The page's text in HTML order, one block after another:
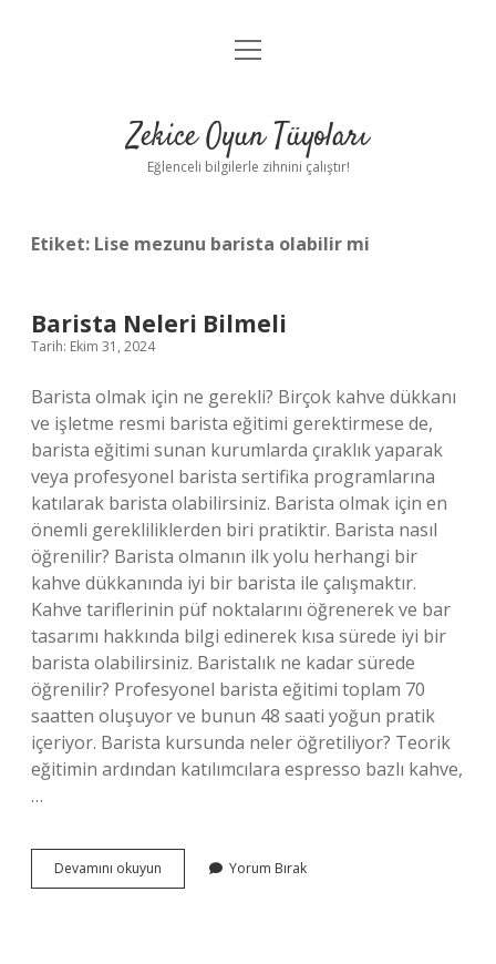
Anasayfa
Yasal Uyarı
menüyü
Zekice Oyun Tüyoları
Eğlenceli bilgilerle zihnini çalıştır!
Etiket: Lise mezunu barista olabilir mi
Barista Neleri Bilmeli
Tarih: Ekim 31, 2024
Barista olmak için ne gerekli? Birçok kahve dükkanı
ve işletme resmi barista eğitimi gerektirmese de,
barista eğitimi sunan kurumlarda çıraklık yaparak
veya profesyonel barista sertifika programlarına
katılarak barista olabilirsiniz. Barista olmak için en
önemli gerekliliklerden biri pratiktir. Barista nasıl
öğrenilir? Barista olmanın ilk yolu herhangi bir
kahve dükkanında iyi bir barista ile çalışmaktır.
Kahve tariflerinin püf noktalarını öğrenerek ve bar
tasarımı hakkında bilgi edinerek kısa sürede iyi bir
barista olabilirsiniz. Baristalık ne kadar sürede
öğrenilir? Profesyonel barista eğitimi toplam 70
saatten oluşuyor ve bunun 48 saati yoğun pratik
içeriyor. Barista kursunda neler öğretiliyor? Teorik
eğitimin ardından katılımcılara espresso bazlı kahve,
…
Devamını okuyun
Neleri
Yorum Bırak